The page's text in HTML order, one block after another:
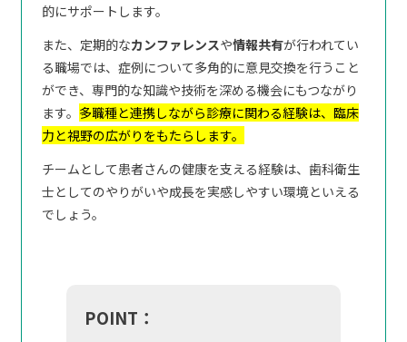
的にサポートします。
また、定期的なカンファレンスや情報共有が行われてい
る職場では、症例について多角的に意見交換を行うこと
ができ、専門的な知識や技術を深める機会にもつながり
ます。 多職種と連携しながら診療に関わる経験は、臨床
力と視野の広がりをもたらします。
チームとして患者さんの健康を支える経験は、歯科衛生
士としてのやりがいや成長を実感しやすい環境といえる
でしょう。
POINT：